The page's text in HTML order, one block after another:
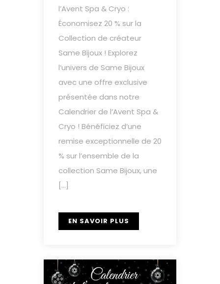
l’Avent Spa & Cryo :
Économisez 20 % sur la
Collection de créateur
Same Bijoux ! Explorez
l’univers de Same Bijoux
avec une offre exclusive
présentée dans notre
Calendrier de l’Avent Spa &
Cryo ! Bénéficiez d’une
remise exceptionnelle de 20
% sur l’ensemble de la
collection Same Bijoux, une
[…]
EN SAVOIR PLUS